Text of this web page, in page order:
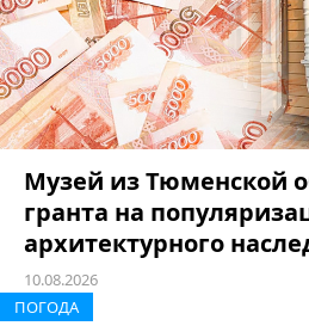
Музей из Тюменской
гранта на
архитектурного
10.08.2026
ПОГОДА